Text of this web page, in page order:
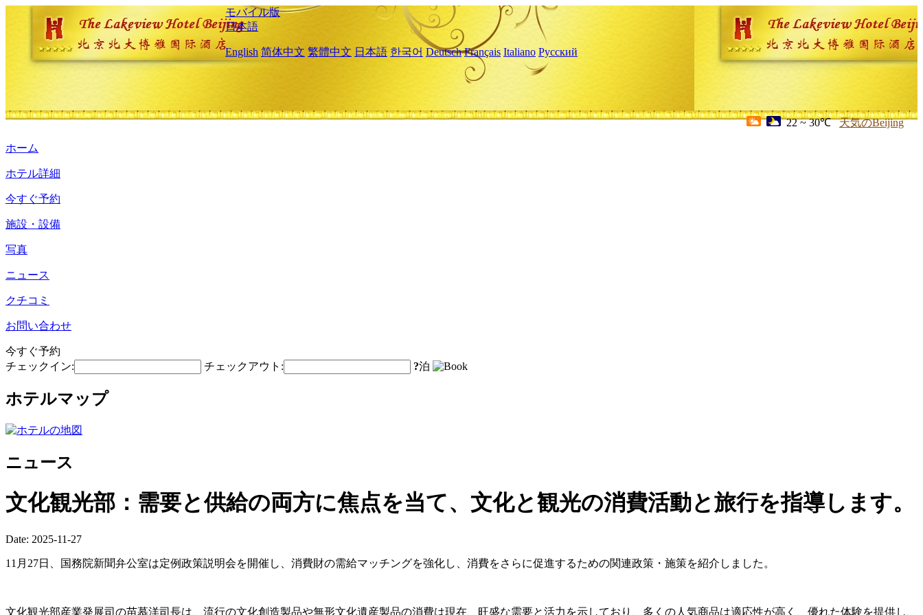
モバイル版
日本語
English 简体中文 繁體中文 日本語 한국어 Deutsch Français Italiano Русский
22 ~ 30℃ 天気のBeijing
ホーム
ホテル詳細
今すぐ予約
施設・設備
写真
ニュース
クチコミ
お問い合わせ
今すぐ予約
チェックイン:
チェックアウト: ?泊
ホテルマップ
ニュース
文化観光部：需要と供給の両方に焦点を当て、文化と観光の消費活動と旅行を指導します。
Date: 2025-11-27
11月27日、国務院新聞弁公室は定例政策説明会を開催し、消費財の需給マッチングを強化し、消費をさらに促進するための関連政策・施策を紹介しました。
文化観光部産業発展司の苗慕洋司長は、流行の文化創造製品や無形文化遺産製品の消費は現在、旺盛な需要と活力を示しており、多くの人気商品は適応性が高く、優れた体験を提供し、